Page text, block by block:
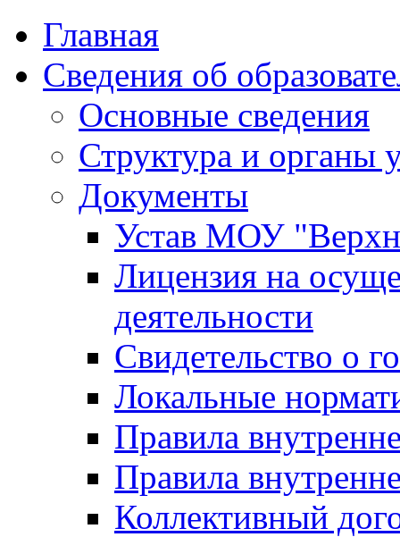
Главная
Сведения об
Основные сведения
Структура и органы
Документы
Устав МОУ
Лицензия на
деятельности
Свидетельство о
Локальные
Правила
Правила
Коллективный